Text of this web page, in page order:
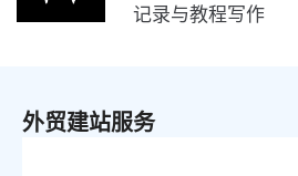
记录与教程写作
外贸建站服务